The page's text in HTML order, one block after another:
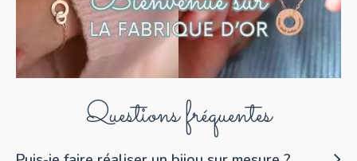
Questions fréquentes